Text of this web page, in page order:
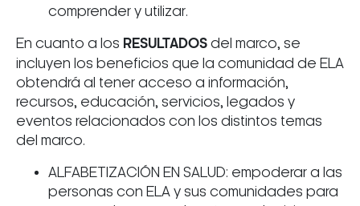
comprender y utilizar.
En cuanto a los RESULTADOS del marco, se
incluyen los beneficios que la comunidad de ELA
obtendrá al tener acceso a información,
recursos, educación, servicios, legados y
eventos relacionados con los distintos temas
del marco.
ALFABETIZACIÓN EN SALUD: empoderar a las
personas con ELA y sus comunidades para